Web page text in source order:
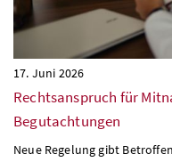
17. Juni 2026
Rechtsanspruch für
Begutachtungen
Neue Regelung gibt